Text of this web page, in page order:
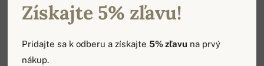
Získajte 5% zľavu!
Pridajte sa k odberu a získajte5% zľavu na prvý
nákup.